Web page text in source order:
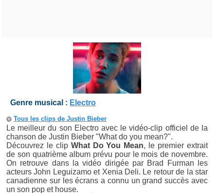
Genre musical : Electro
Tous les clips de Justin Bieber
Le meilleur du son Electro avec le vidéo-clip officiel de la
chanson de Justin Bieber "What do you mean?".
Découvrez le clip What Do You Mean, le premier extrait
de son quatrième album prévu pour le mois de novembre.
On retrouve dans la vidéo dirigée par Brad Furman les
acteurs John Leguizamo et Xenia Deli. Le retour de la star
canadienne sur les écrans a connu un grand succès avec
un son pop et house.